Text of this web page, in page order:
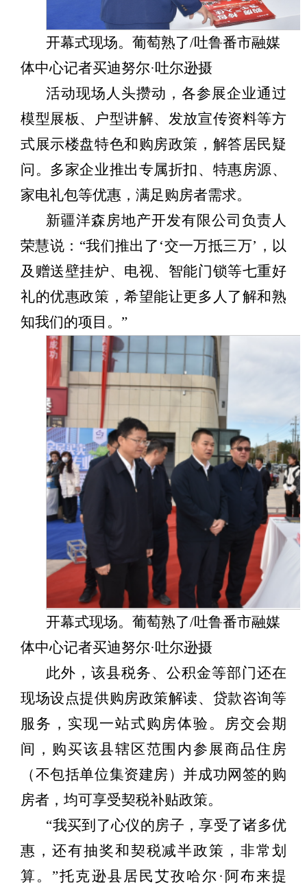
开幕式现场。葡萄熟了/吐鲁番市融媒
体中心记者买迪努尔·吐尔逊摄
活动现场人头攒动，各参展企业通过
模型展板、户型讲解、发放宣传资料等方
式展示楼盘特色和购房政策，解答居民疑
问。多家企业推出专属折扣、特惠房源、
家电礼包等优惠，满足购房者需求。
新疆洋森房地产开发有限公司负责人
荣慧说： “我们推出了‘交一万抵三万’，以
及赠送壁挂炉、电视、智能门锁等七重好
礼的优惠政策，希望能让更多人了解和熟
知我们的项目。”
开幕式现场。葡萄熟了/吐鲁番市融媒
体中心记者买迪努尔·吐尔逊摄
此外，该县税务、公积金等部门还在
现场设点提供购房政策解读、贷款咨询等
服务，实现一站式购房体验。房交会期
间，购买该县辖区范围内参展商品住房
（不包括单位集资建房）并成功网签的购
房者，均可享受契税补贴政策。
“我买到了心仪的房子，享受了诸多优
惠，还有抽奖和契税减半政策，非常划
算。”托克逊县居民艾孜哈尔·阿布来提